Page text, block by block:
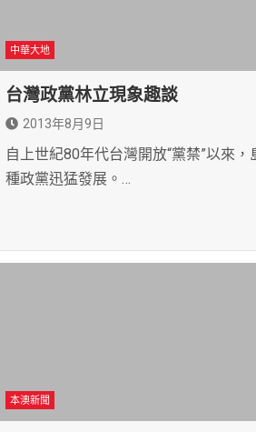
中華大地
台灣政黨林立現象趣談
2013年8月9日
自上世紀80年代台灣開放“黨禁”以來，
種政黨迅猛發展。…
本澳新聞